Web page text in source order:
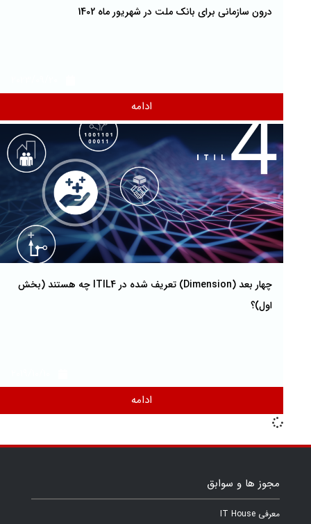
درون سازمانی برای بانک ملت در شهریور ماه 1402
ادامه
چهار بعد (Dimension‌) تعریف شده در ITIL4 چه هستند (بخش
اول)؟‌
ادامه
مجوز ها و سوابق
معرفی IT House